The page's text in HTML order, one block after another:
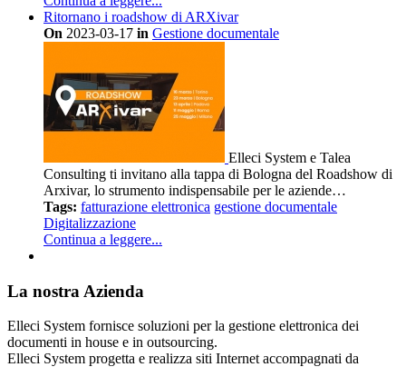
Ritornano i roadshow di ARXivar
On 2023-03-17 in Gestione documentale
Elleci System e Talea
Consulting ti invitano alla tappa di Bologna del Roadshow di
Arxivar, lo strumento indispensabile per le aziende…
Tags: fatturazione elettronica gestione documentale
Digitalizzazione
Continua a leggere...
La nostra Azienda
Elleci System fornisce soluzioni per la gestione elettronica dei
documenti in house e in outsourcing.
Elleci System progetta e realizza siti Internet accompagnati da